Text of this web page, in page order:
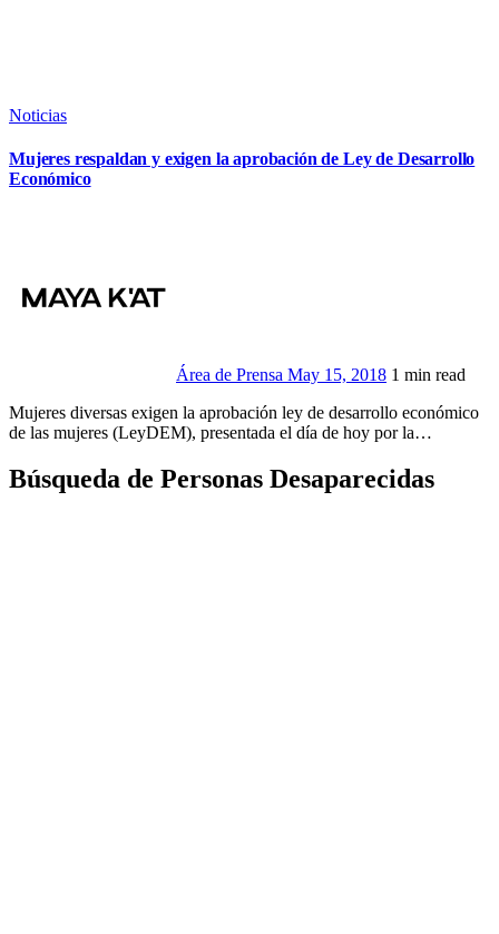
Noticias
Mujeres respaldan y exigen la aprobación de Ley de Desarrollo
Económico
Área de Prensa May 15, 2018 1 min read
Mujeres diversas exigen la aprobación ley de desarrollo económico
de las mujeres (LeyDEM), presentada el día de hoy por la…
Búsqueda de Personas Desaparecidas